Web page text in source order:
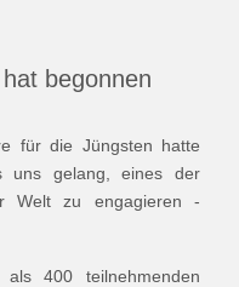
begonnen
für die Jüngsten hatte
uns gelang, eines der
Welt zu engagieren -
400 teilnehmenden